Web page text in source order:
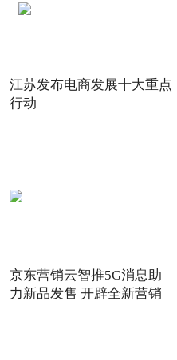
江苏发布电商发展十大重点
行动
京东营销云智推5G消息助
力新品发售 开辟全新营销